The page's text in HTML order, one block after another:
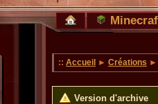
:: Accueil ► Créations
Version d'archive